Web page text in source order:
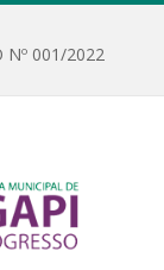
Nº 001/2022